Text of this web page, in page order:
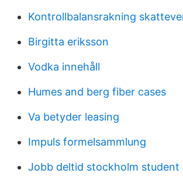
Kontrollbalansrakning
Birgitta eriksson
Vodka innehåll
Humes and berg fiber cases
Va betyder leasing
Impuls formelsammlung
Jobb deltid stockholm student